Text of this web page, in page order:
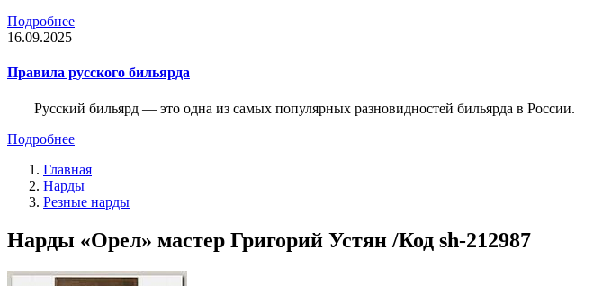
Подробнее
16.09.2025
Правила русского бильярда
Русский бильярд — это одна из самых популярных разновидностей бильярда в России.
Подробнее
Главная
Нарды
Резные нарды
Нарды «Орел» мастер Григорий Устян /Код sh-212987